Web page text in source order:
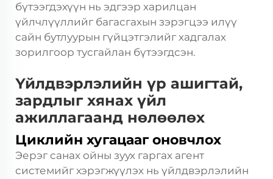
бүтээгдэхүүн нь эдгээр харилцан
үйлчлүүллийг багасгахын зэрэгцээ илүү
сайн бутлуурын гүйцэтгэлийг хадгалах
зорилгоор тусгайлан бүтээгдсэн.
Үйлдвэрлэлийн үр ашигтай,
зардлыг хянах үйл
ажиллагаанд нөлөөлөх
Циклийн хугацааг оновчлох
Эерэг санах ойны зуух гаргах агент
системийг хэрэгжүүлэх нь үйлдвэрлэлийн